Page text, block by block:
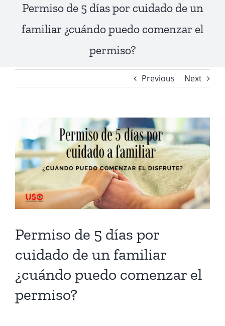
Permiso de 5 días por cuidado de un
familiar ¿cuándo puedo comenzar el
permiso?
Previous Next
Larger
Image
Permiso de 5 días por
cuidado de un familiar
¿cuándo puedo comenzar el
permiso?